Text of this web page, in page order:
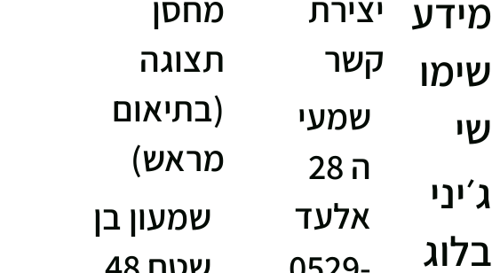
מידע
שימו
שי
ג׳יני
בלוג
קשר
שמעי
ה 28
אלעד
מחסן
תצוגה
(בתיאום
מראש)
שמעון בן